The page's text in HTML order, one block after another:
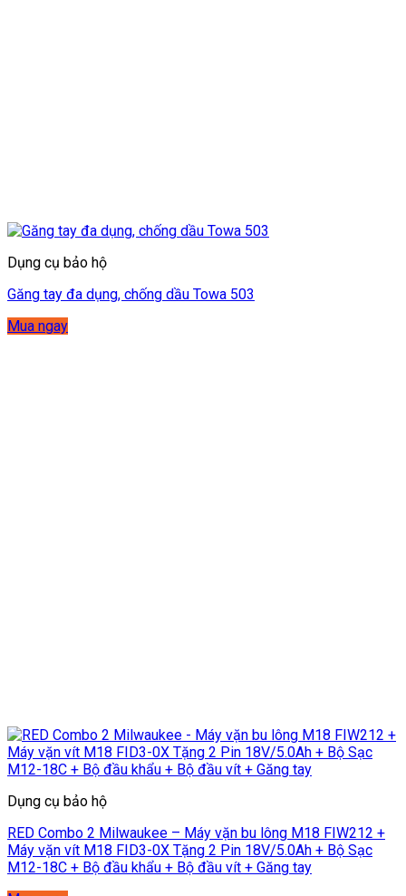
Dụng cụ bảo hộ
Găng tay đa dụng, chống dầu Towa 503
Mua ngay
Dụng cụ bảo hộ
RED Combo 2 Milwaukee – Máy vặn bu lông M18 FIW212 +
Máy vặn vít M18 FID3-0X Tặng 2 Pin 18V/5.0Ah + Bộ Sạc
M12-18C + Bộ đầu khẩu + Bộ đầu vít + Găng tay